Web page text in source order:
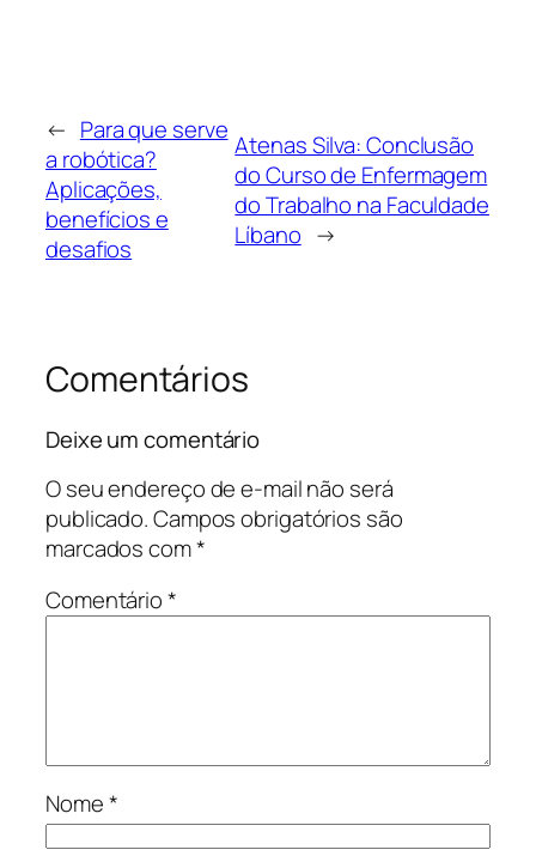
← Para que serve
a robótica?
Aplicações,
benefícios e
desafios
Atenas Silva: Conclusão
do Curso de Enfermagem
do Trabalho na Faculdade
Líbano →
Comentários
Deixe um comentário
O seu endereço de e-mail não será
publicado.Campos obrigatórios são
marcados com*
Comentário*
Nome*